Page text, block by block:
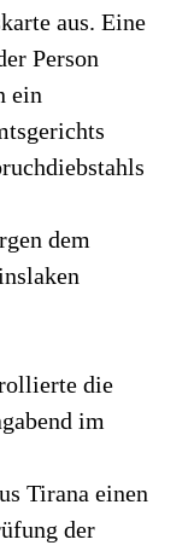
aus. Eine
Person
ein
dem
die
im
Tirana einen
der